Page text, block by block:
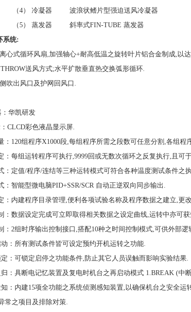
器 波浪状鳍片型强迫送风冷凝器
发器 斜率式FIN-TUBE 蒸发器
系统:
式循环风扇,加强轴心+耐高低温之旋转叶片铝合金制成,以
送风方式;水平扩散垂直热交换弧形循环.
出风口及护网回风口.
华凯研发
彩色液晶显示屏.
120组程序X1000段,每组程序所需之段数可任意分割,各组程
每组运转程序可执行,9999回或无数次循环之反复执行,且可
定值/程序/连结等三种运转模式可符合各种温度测试条件之
智能型微电脑PID+SSR/SCR 自动正逆双向同步输出.
内建程序目录管理,便利各项试验名称及程序数据之建立,更
数据设定完成可立即取得相关数据之设定曲线,运转中亦可获
2组时序输出控制接口,搭配10种之时间控制模式,可供外部逻
所有测试条件皆可设定预约开机运转之功能.
可锁定启停之功能条件,防止其它人员误触而影响实验结果.
具断电记忆装置及复电时机台之再启动模式 1.BREAK (中
内建15项全功能之系统侦测感知装置,以确保机台之安全运
常之项目及排除对策.